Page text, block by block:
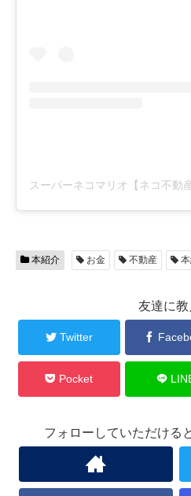
本紹介 お金 不動産
友達に教
Twitter
Pocket
フォローしていただける